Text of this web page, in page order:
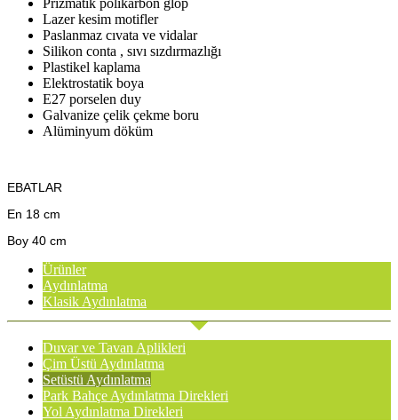
Lazer kesim motifler
Paslanmaz cıvata ve vidalar
Silikon conta , sıvı sızdırmazlığı
Plastikel kaplama
Elektrostatik boya
E27 porselen duy
Galvanize çelik çekme boru
Alüminyum döküm
EBATLAR
En 18 cm
Boy 40 cm
Ürünler
Aydınlatma
Klasik Aydınlatma
Duvar ve Tavan Aplikleri
Çim Üstü Aydınlatma
Setüstü Aydınlatma
Park Bahçe Aydınlatma Direkleri
Yol Aydınlatma Direkleri